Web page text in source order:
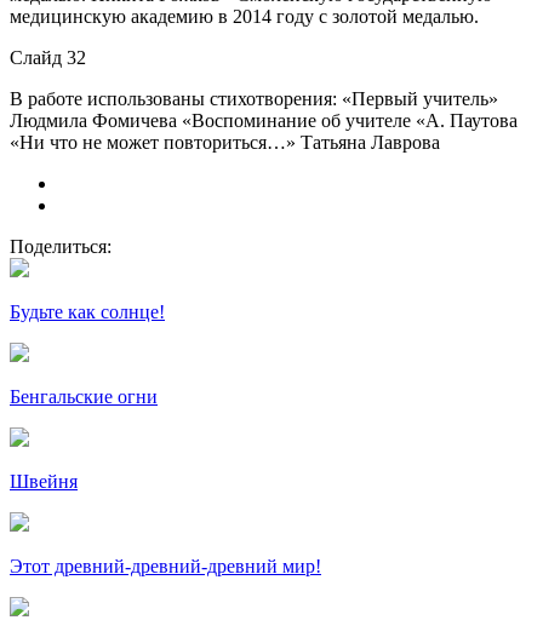
медицинскую академию в 2014 году с золотой медалью.
Слайд 32
В работе использованы стихотворения: «Первый учитель»
Людмила Фомичева «Воспоминание об учителе «А. Паутова
«Ни что не может повториться…» Татьяна Лаврова
Поделиться:
Будьте как солнце!
Бенгальские огни
Швейня
Этот древний-древний-древний мир!